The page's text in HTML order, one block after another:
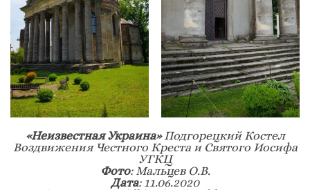
«Неизвестная Украина»Подгорецкий Костел
Воздвижения Честного Креста и Святого Иосифа
УГКЦ
Фото: Мальцев О.В.
Дата: 11.06.2020